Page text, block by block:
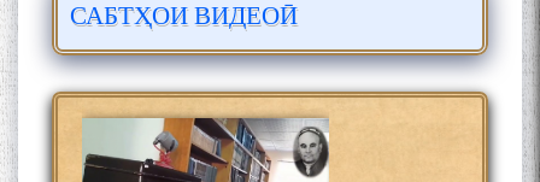
САБТҲОИ ВИДЕОӢ
Сайре дар Осорхона
Муҳаммадҷон Раҳимӣ